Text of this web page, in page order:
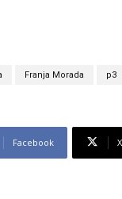
Franja Morada p3
Facebook X